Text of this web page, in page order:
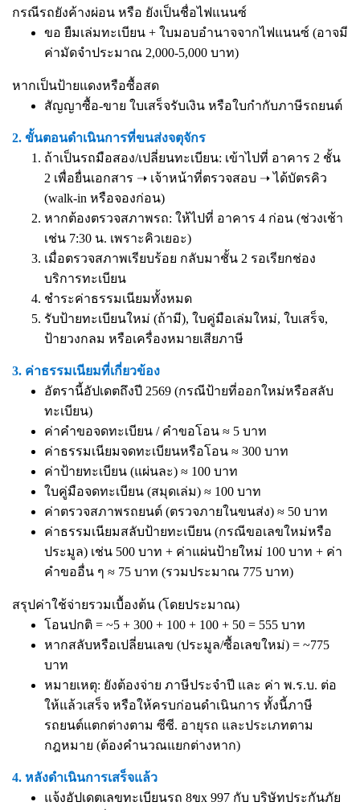
กรณีรถยังค้างผ่อน หรือ ยังเป็นชื่อไฟแนนซ์
ขอ ยืมเล่มทะเบียน + ใบมอบอำนาจจากไฟแนนซ์ (อาจมี
ค่ามัดจำประมาณ 2,000-5,000 บาท)
หากเป็นป้ายแดงหรือซื้อสด
สัญญาซื้อ-ขาย ใบเสร็จรับเงิน หรือใบกำกับภาษีรถยนต์
2. ขั้นตอนดำเนินการที่ขนส่งจตุจักร
ถ้าเป็นรถมือสอง/เปลี่ยนทะเบียน: เข้าไปที่ อาคาร 2 ชั้น
2 เพื่อยื่นเอกสาร ➝ เจ้าหน้าที่ตรวจสอบ ➝ ได้บัตรคิว
(walk-in หรือจองก่อน)
หากต้องตรวจสภาพรถ: ให้ไปที่ อาคาร 4 ก่อน (ช่วงเช้า
เช่น 7:30 น. เพราะคิวเยอะ)
เมื่อตรวจสภาพเรียบร้อย กลับมาชั้น 2 รอเรียกช่อง
บริการทะเบียน
ชำระค่าธรรมเนียมทั้งหมด
รับป้ายทะเบียนใหม่ (ถ้ามี), ใบคู่มือเล่มใหม่, ใบเสร็จ,
ป้ายวงกลม หรือเครื่องหมายเสียภาษี
3. ค่าธรรมเนียมที่เกี่ยวข้อง
อัตรานี้อัปเดตถึงปี 2569 (กรณีป้ายที่ออกใหม่หรือสลับ
ทะเบียน)
ค่าคำขอจดทะเบียน / คำขอโอน ≈ 5 บาท
ค่าธรรมเนียมจดทะเบียนหรือโอน ≈ 300 บาท
ค่าป้ายทะเบียน (แผ่นละ) ≈ 100 บาท
ใบคู่มือจดทะเบียน (สมุดเล่ม) ≈ 100 บาท
ค่าตรวจสภาพรถยนต์ (ตรวจภายในขนส่ง) ≈ 50 บาท
ค่าธรรมเนียมสลับป้ายทะเบียน (กรณีขอเลขใหม่หรือ
ประมูล) เช่น 500 บาท + ค่าแผ่นป้ายใหม่ 100 บาท + ค่า
คำขออื่น ๆ ≈ 75 บาท (รวมประมาณ 775 บาท)
สรุปค่าใช้จ่ายรวมเบื้องต้น (โดยประมาณ)
โอนปกติ = ~5 + 300 + 100 + 100 + 50 = 555 บาท
หากสลับหรือเปลี่ยนเลข (ประมูล/ซื้อเลขใหม่) = ~775
บาท
หมายเหตุ: ยังต้องจ่าย ภาษีประจำปี และ ค่า พ.ร.บ. ต่อ
ให้แล้วเสร็จ หรือให้ครบก่อนดำเนินการ ทั้งนี้ภาษี
รถยนต์แตกต่างตาม ซีซี. อายุรถ และประเภทตาม
กฎหมาย (ต้องคำนวณแยกต่างหาก)
4. หลังดำเนินการเสร็จแล้ว
แจ้งอัปเดตเลขทะเบียนรถ 8ขx 997 กับ บริษัทประกันภัย